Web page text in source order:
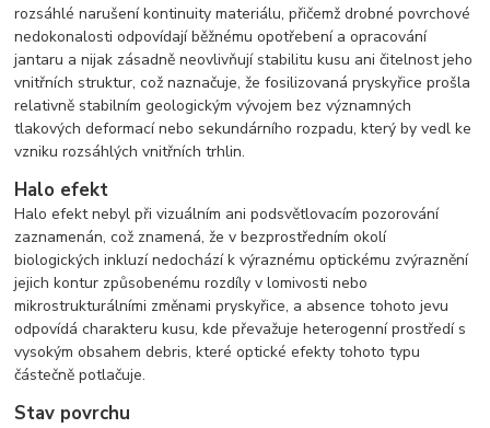
rozsáhlé narušení kontinuity materiálu, přičemž drobné povrchové
nedokonalosti odpovídají běžnému opotřebení a opracování
jantaru a nijak zásadně neovlivňují stabilitu kusu ani čitelnost jeho
vnitřních struktur, což naznačuje, že fosilizovaná pryskyřice prošla
relativně stabilním geologickým vývojem bez významných
tlakových deformací nebo sekundárního rozpadu, který by vedl ke
vzniku rozsáhlých vnitřních trhlin.
Halo efekt
Halo efekt nebyl při vizuálním ani podsvětlovacím pozorování
zaznamenán, což znamená, že v bezprostředním okolí
biologických inkluzí nedochází k výraznému optickému zvýraznění
jejich kontur způsobenému rozdíly v lomivosti nebo
mikrostrukturálními změnami pryskyřice, a absence tohoto jevu
odpovídá charakteru kusu, kde převažuje heterogenní prostředí s
vysokým obsahem debris, které optické efekty tohoto typu
částečně potlačuje.
Stav povrchu